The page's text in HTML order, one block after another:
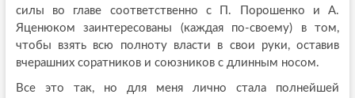
силы во главе соответственно с П. Порошенко и А.
Яценюком заинтересованы (каждая по-своему) в том,
чтобы взять всю полноту власти в свои руки, оставив
вчерашних соратников и союзников с длинным носом.
Все это так, но для меня лично стала полнейшей